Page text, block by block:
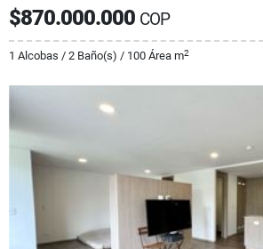
$870.000.000 COP
1 Alcobas / 2 Baño(s) / 100 Área m2